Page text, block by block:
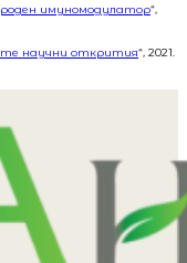
имуномодулатор“,
научни открития“, 2021.